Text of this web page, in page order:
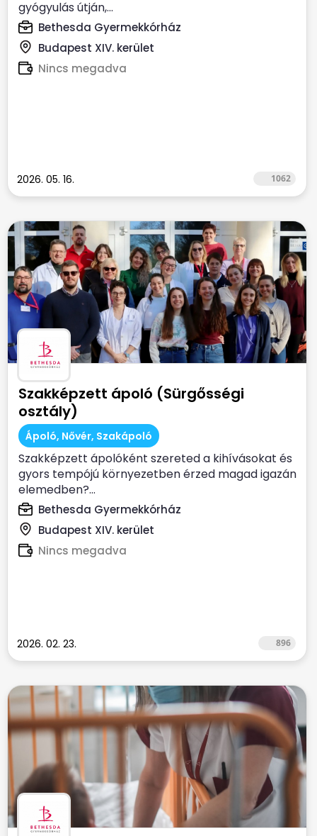
gyógyulás útján,...
Bethesda Gyermekkórház
Budapest XIV. kerület
Nincs megadva
2026. 05. 16. 1062
Szakképzett ápoló (Sürgősségi
osztály)
Ápoló, Nővér, Szakápoló
Szakképzett ápolóként szereted a kihívásokat és
gyors tempójú környezetben érzed magad igazán
elemedben?...
Bethesda Gyermekkórház
Budapest XIV. kerület
Nincs megadva
2026. 02. 23. 896